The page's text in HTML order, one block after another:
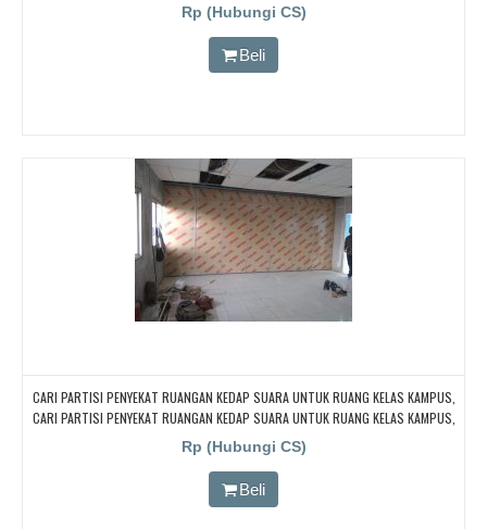
Rp (Hubungi CS)
Beli
CARI PARTISI PENYEKAT RUANGAN KEDAP SUARA UNTUK RUANG KELAS KAMPUS,
CARI PARTISI PENYEKAT RUANGAN KEDAP SUARA UNTUK RUANG KELAS KAMPUS,
CARI PARTISI PENYEKAT RUANGAN KEDAP SUARA UNTUK RUANG KELAS KAMPUS,
CARI PARTISI PENYEKAT RUANGAN KEDAP SUARA UNTUK RUANG KELAS KAMPUS,
CARI PARTISI PENYEKAT RUANGAN KEDAP SUARA UNTUK RUANG KELAS KAMPUS
Rp (Hubungi CS)
Beli